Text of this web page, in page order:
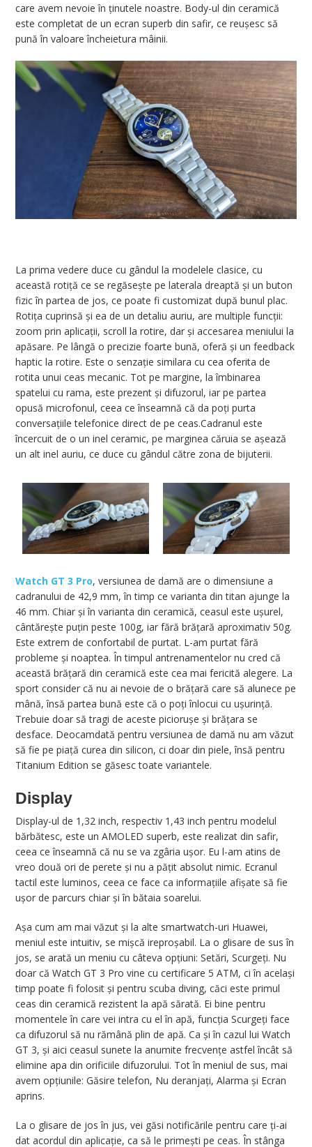
care avem nevoie în ținutele noastre. Body-ul din ceramică
este completat de un ecran superb din safir, ce reușesc să
pună în valoare încheietura mâinii.
La prima vedere duce cu gândul la modelele clasice, cu
această rotiță ce se regăsește pe laterala dreaptă și un buton
fizic în partea de jos, ce poate fi customizat după bunul plac.
Rotița cuprinsă și ea de un detaliu auriu, are multiple funcții:
zoom prin aplicații, scroll la rotire, dar și accesarea meniului la
apăsare. Pe lângă o precizie foarte bună, oferă și un feedback
haptic la rotire. Este o senzație similara cu cea oferita de
rotita unui ceas mecanic. Tot pe margine, la îmbinarea
spatelui cu rama, este prezent și difuzorul, iar pe partea
opusă microfonul, ceea ce înseamnă că da poți purta
conversațiile telefonice direct de pe ceas.Cadranul este
încercuit de o un inel ceramic, pe marginea căruia se așează
un alt inel auriu, ce duce cu gândul către zona de bijuterii.
Watch GT 3 Pro, versiunea de damă are o dimensiune a
cadranului de 42,9 mm, în timp ce varianta din titan ajunge la
46 mm. Chiar și în varianta din ceramică, ceasul este ușurel,
cântărește puțin peste 100g, iar fără brățară aproximativ 50g.
Este extrem de confortabil de purtat. L-am purtat fără
probleme și noaptea. În timpul antrenamentelor nu cred că
această brățară din ceramică este cea mai fericită alegere. La
sport consider că nu ai nevoie de o brățară care să alunece pe
mână, însă partea bună este că o poți înlocui cu ușurință.
Trebuie doar să tragi de aceste piciorușe și brățara se
desface. Deocamdată pentru versiunea de damă nu am văzut
să fie pe piață curea din silicon, ci doar din piele, însă pentru
Titanium Edition se găsesc toate variantele.
Display
Display-ul de 1,32 inch, respectiv 1,43 inch pentru modelul
bărbătesc, este un AMOLED superb, este realizat din safir,
ceea ce înseamnă că nu se va zgâria ușor. Eu l-am atins de
vreo două ori de perete și nu a pățit absolut nimic. Ecranul
tactil este luminos, ceea ce face ca informațiile afișate să fie
ușor de parcurs chiar și în bătaia soarelui.
Așa cum am mai văzut și la alte smartwatch-uri Huawei,
meniul este intuitiv, se mișcă ireproșabil. La o glisare de sus în
jos, se arată un meniu cu câteva opțiuni: Setări, Scurgeți. Nu
doar că Watch GT 3 Pro vine cu certificare 5 ATM, ci în același
timp poate fi folosit și pentru scuba diving, căci este primul
ceas din ceramică rezistent la apă sărată. Ei bine pentru
momentele în care vei intra cu el în apă, funcția Scurgeți face
ca difuzorul să nu rămână plin de apă. Ca și în cazul lui Watch
GT 3, și aici ceasul sunete la anumite frecvențe astfel încât să
elimine apa din orificiile difuzorului. Tot în meniul de sus, mai
avem opțiunile: Găsire telefon, Nu deranjați, Alarma și Ecran
aprins.
La o glisare de jos în jus, vei găsi notificările pentru care ți-ai
dat acordul din aplicație, ca să le primești pe ceas. În stânga